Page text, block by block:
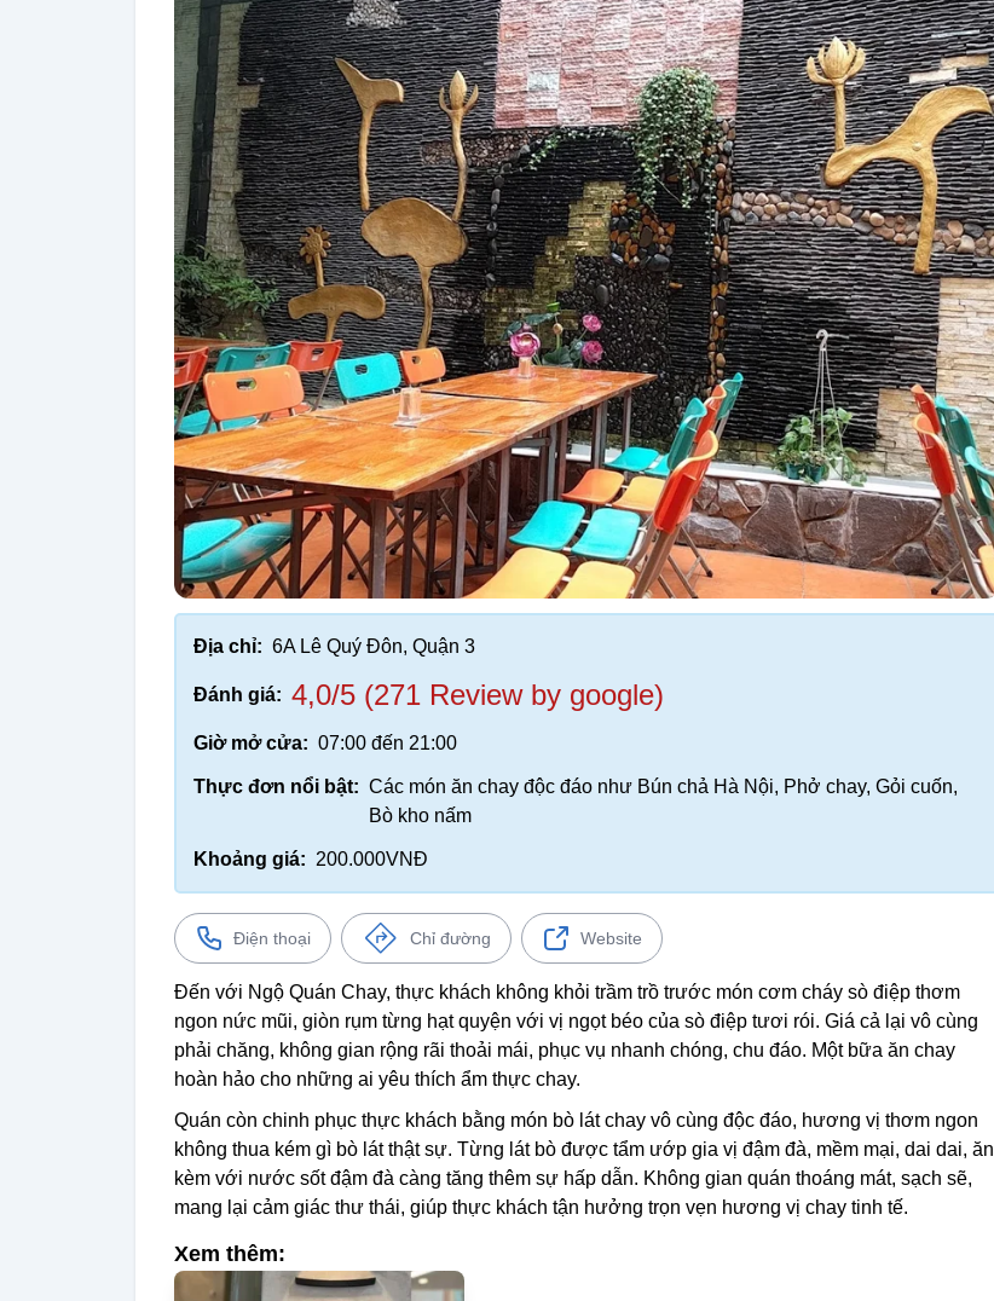
Địa chỉ: 6A Lê Quý Đôn, Quận 3
Đánh giá: 4,0/5 (271 Review by google)
Giờ mở cửa: 07:00 đến 21:00
Thực đơn nổi bật: Các món ăn chay độc đáo như Bún chả Hà Nội, Phở chay, Gỏi cuốn,
Bò kho nấm
Khoảng giá: 200.000VNĐ
Điện thoại Chỉ đường Website
Đến với Ngộ Quán Chay, thực khách không khỏi trầm trồ trước món cơm cháy sò điệp thơm
ngon nức mũi, giòn rụm từng hạt quyện với vị ngọt béo của sò điệp tươi rói. Giá cả lại vô cùng
phải chăng, không gian rộng rãi thoải mái, phục vụ nhanh chóng, chu đáo. Một bữa ăn chay
hoàn hảo cho những ai yêu thích ẩm thực chay.
Quán còn chinh phục thực khách bằng món bò lát chay vô cùng độc đáo, hương vị thơm ngon
không thua kém gì bò lát thật sự. Từng lát bò được tẩm ướp gia vị đậm đà, mềm mại, dai dai, ăn
kèm với nước sốt đậm đà càng tăng thêm sự hấp dẫn. Không gian quán thoáng mát, sạch sẽ,
mang lại cảm giác thư thái, giúp thực khách tận hưởng trọn vẹn hương vị chay tinh tế.
Xem thêm: